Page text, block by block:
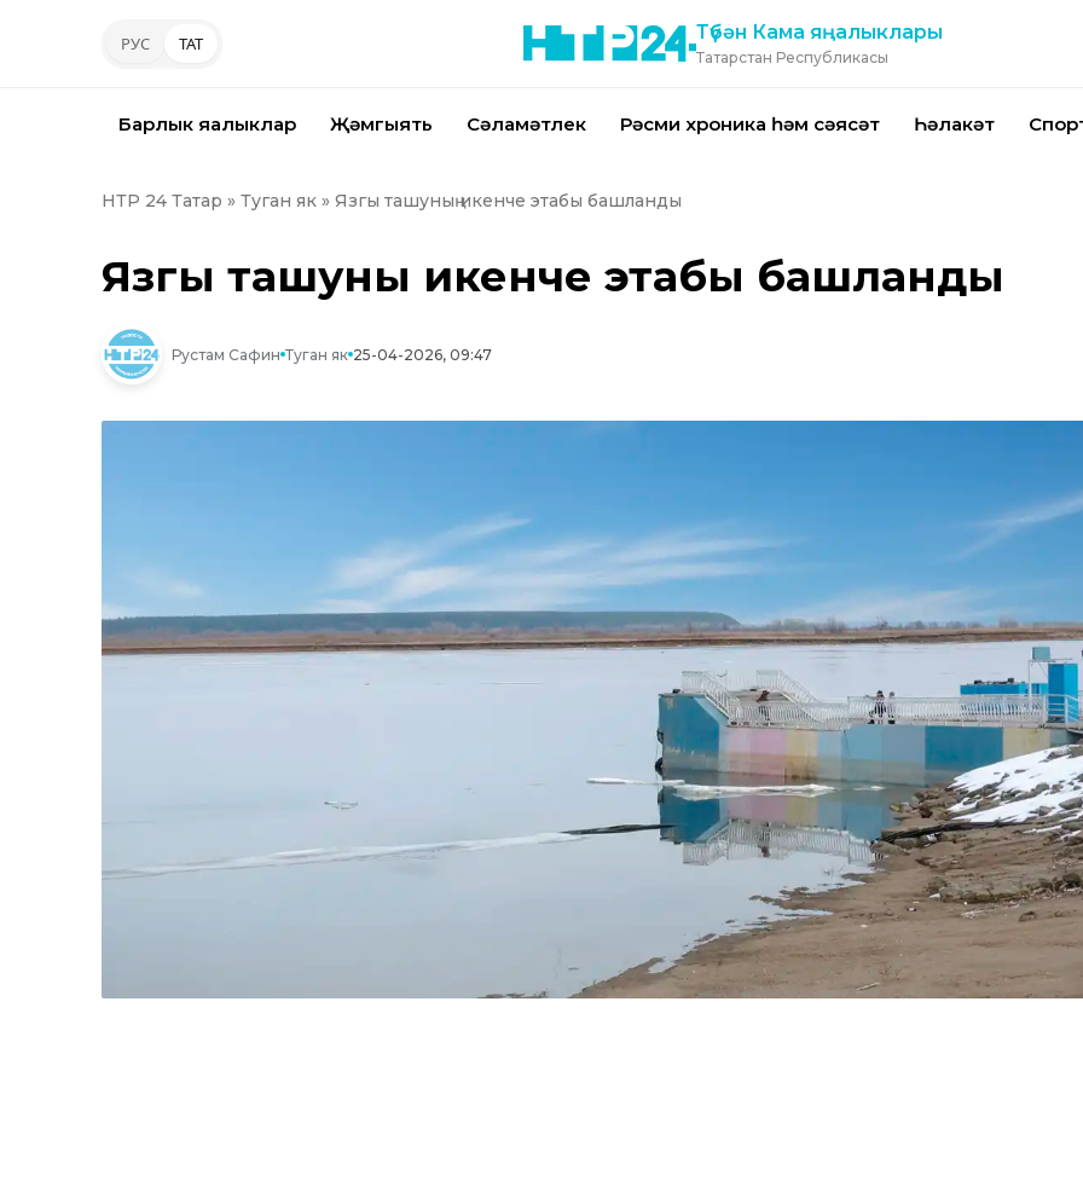
РУС ТАТ Түбән Кама яңалыклары
Татарстан Республикасы
Барлык яңалыклар Җәмгыять Сәламәтлек Рәсми хроника һәм сәясәт Һәлакәт
НТР 24 Татар » Туган як » Язгы ташуның икенче этабы башланды
Язгы ташуның икенче этабы башланды
Рустам Сафин Туган як 25-04-2026, 09:47